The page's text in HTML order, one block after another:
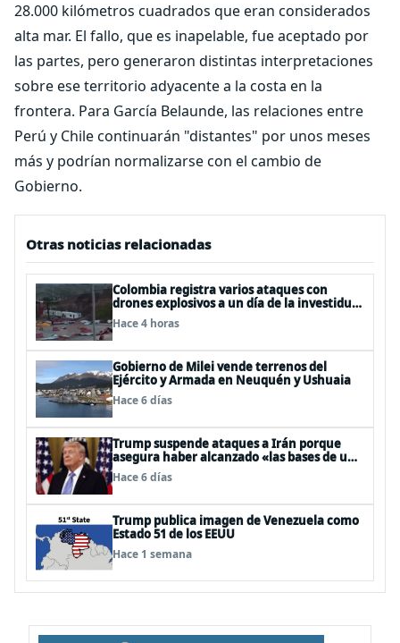
28.000 kilómetros cuadrados que eran considerados
alta mar. El fallo, que es inapelable, fue aceptado por
las partes, pero generaron distintas interpretaciones
sobre ese territorio adyacente a la costa en la
frontera. Para García Belaunde, las relaciones entre
Perú y Chile continuarán "distantes" por unos meses
más y podrían normalizarse con el cambio de
Gobierno.
Otras noticias relacionadas
Colombia registra varios ataques con
drones explosivos a un día de la investidura
de De la Espriella: un policía muerto
Hace 4 horas
Gobierno de Milei vende terrenos del
Ejército y Armada en Neuquén y Ushuaia
Hace 6 días
Trump suspende ataques a Irán porque
asegura haber alcanzado «las bases de un
acuerdo»
Hace 6 días
Trump publica imagen de Venezuela como
Estado 51 de los EEUU
Hace 1 semana